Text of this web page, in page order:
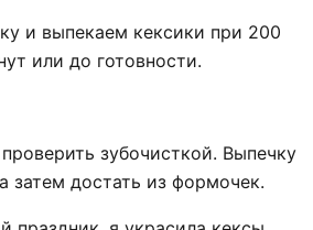
и выпекаем кексики при 200
или до готовности.
зубочисткой. Выпечку
затем достать из формочек.